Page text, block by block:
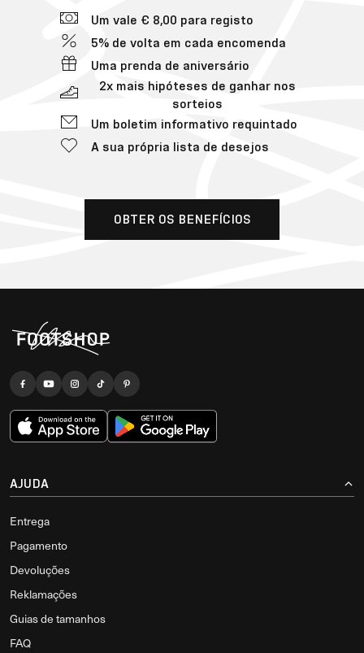
Um vale € 8,00 para registo
5% de volta em cada encomenda
Uma prenda de aniversário
2x mais hipóteses de ganhar nos
sorteios
Um boletim informativo requintado
A sua própria lista de desejos
OBTER OS BENEFÍCIOS
AJUDA
Entrega
Pagamento
Devoluções
Reklamações
Guias de tamanhos
FAQ